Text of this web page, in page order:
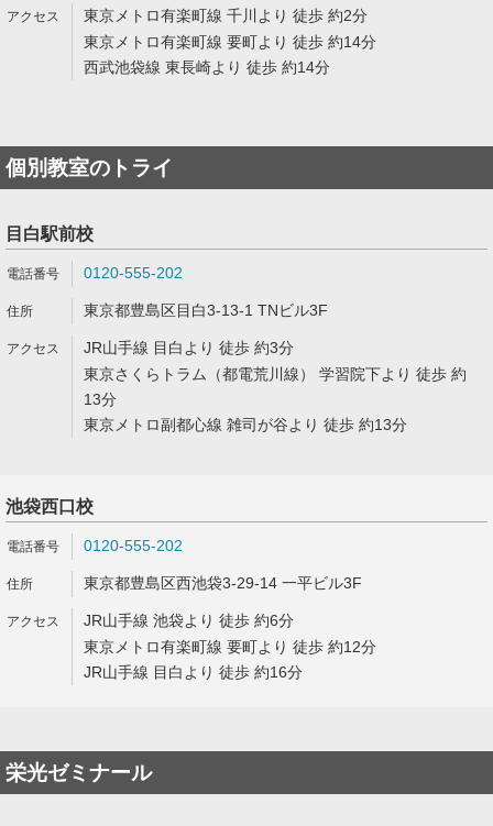
東京メトロ有楽町線 千川より 徒歩 約2分
東京メトロ有楽町線 要町より 徒歩 約14分
西武池袋線 東長崎より 徒歩 約14分
個別教室のトライ
目白駅前校
0120-555-202
東京都豊島区目白3-13-1 TNビル3F
JR山手線 目白より 徒歩 約3分
東京さくらトラム（都電荒川線） 学習院下より 徒歩 約
13分
東京メトロ副都心線 雑司が谷より 徒歩 約13分
池袋西口校
0120-555-202
東京都豊島区西池袋3-29-14 一平ビル3F
JR山手線 池袋より 徒歩 約6分
東京メトロ有楽町線 要町より 徒歩 約12分
JR山手線 目白より 徒歩 約16分
栄光ゼミナール